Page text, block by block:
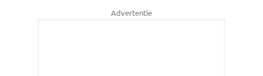
Advertentie